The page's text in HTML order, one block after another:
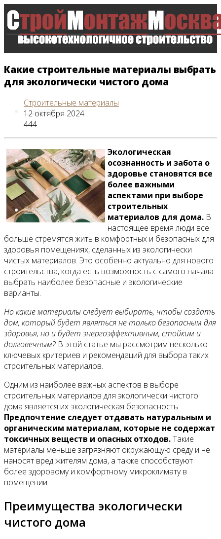
Главная
Все новости
Видео
Какие строительные материалы выбрать
для экологически чистого дома
Строительные материалы
12 октября 2024
444
Экологическая
осознанность и забота о
здоровье становятся все
более важными
аспектами при выборе
строительных
материалов для дома. В
настоящее время люди все
больше стремятся жить в комфортных и безопасных для
здоровья помещениях, сделанных из экологически
чистых материалов. Это особенно актуально для нового
строительства, когда есть возможность с самого начала
выбрать наиболее безопасные и экологические
варианты.
Но какие материалы следует выбирать, чтобы создать
дом, который будет являться не только безопасным для
здоровья, но и будет энергоэффективным, стойким и
долговечным? В этой статье мы рассмотрим несколько
ключевых критериев и рекомендаций для выбора таких
строительных материалов.
Одним из наиболее важных аспектов в выборе
строительных материалов для экологически чистого
дома является их экологическая безопасность.
Предпочтение следует отдавать натуральным и
органическим материалам, которые не содержат
токсичных веществ и опасных отходов.Такие
материалы меньше загрязняют окружающую среду и не
наносят вред жителям дома, а также способствуют
более здоровому и комфортному микроклимату в
помещении.
Преимущества экологически
чистого дома